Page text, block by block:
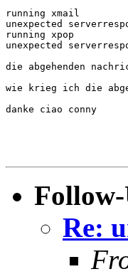
running xmail
unexpected
running xpop
unexpected
die abgehenden
wie krieg ich die
danke ciao conny
Re: